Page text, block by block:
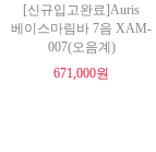
[신규입고완료]Auris
베이스마림바 7음 XAM-
007(오음계)
671,000원